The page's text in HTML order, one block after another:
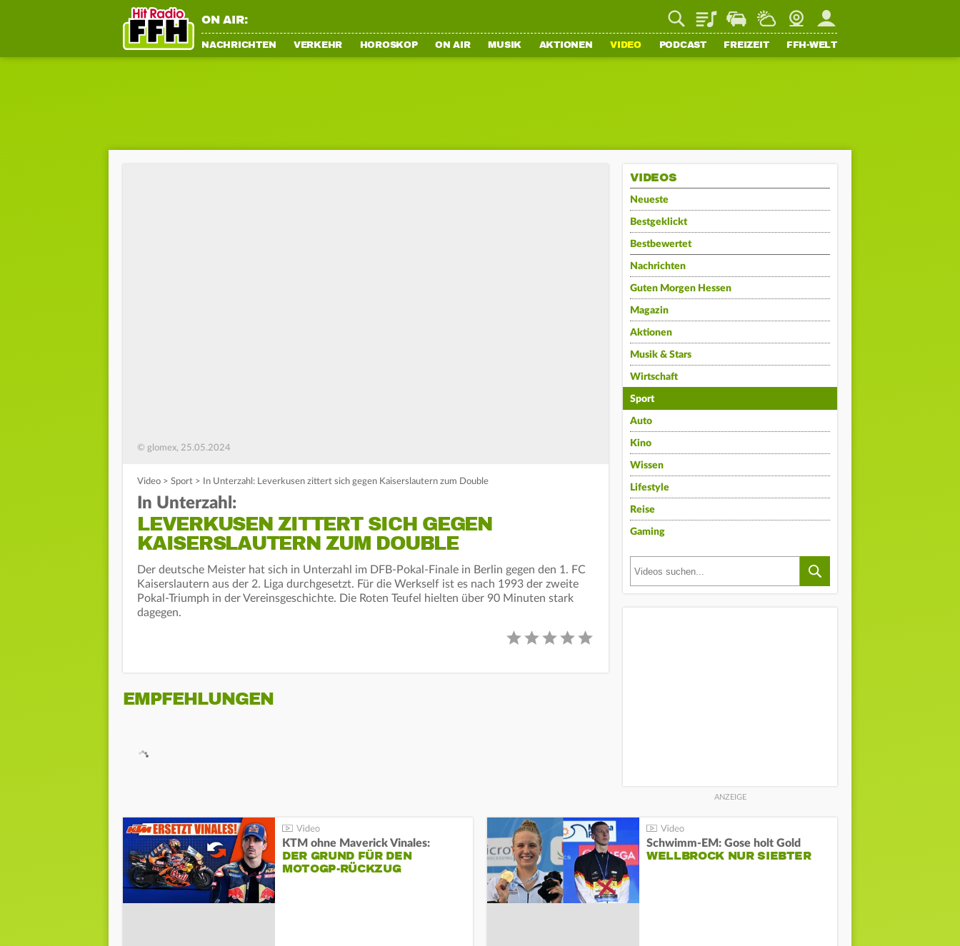
ON AIR: PlaylistStaupilotWetterWebcamMein FFH
NACHRICHTEN VERKEHR HOROSKOP ON AIR MUSIK AKTIONEN VIDEO PODCAST FREIZEIT FFH-WELT
© glomex, 25.05.2024
Video > Sport > In Unterzahl: Leverkusen zittert sich gegen Kaiserslautern zum Double
In Unterzahl:
LEVERKUSEN ZITTERT SICH GEGEN
KAISERSLAUTERN ZUM DOUBLE
Der deutsche Meister hat sich in Unterzahl im DFB-Pokal-Finale in Berlin gegen den 1. FC
Kaiserslautern aus der 2. Liga durchgesetzt. Für die Werkself ist es nach 1993 der zweite
Pokal-Triumph in der Vereinsgeschichte. Die Roten Teufel hielten über 90 Minuten stark
dagegen.
EMPFEHLUNGEN
VIDEOS
Neueste
Bestgeklickt
Bestbewertet
Nachrichten
Guten Morgen Hessen
Magazin
Aktionen
Musik & Stars
Wirtschaft
Sport
Auto
Kino
Wissen
Lifestyle
Reise
Gaming
KTM ohne Maverick Vinales:
DER GRUND FÜR DEN
MOTOGP-RÜCKZUG
Schwimm-EM: Gose holt Gold
WELLBROCK NUR SIEBTER